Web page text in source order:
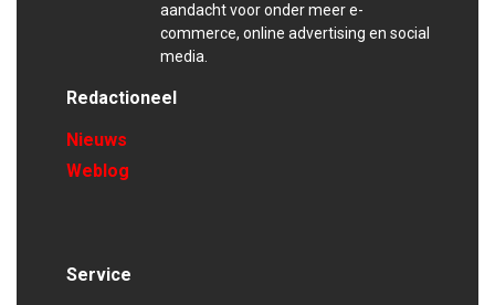
aandacht voor onder meer e-
commerce, online advertising en social
media.
Redactioneel
Nieuws
Weblog
Service